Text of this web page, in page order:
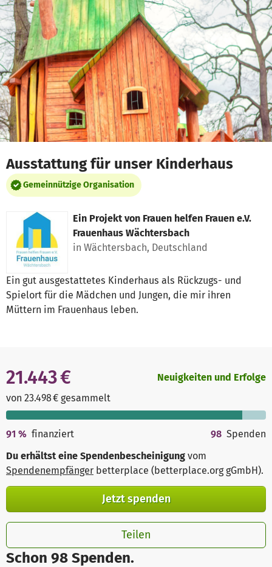
Zum Hauptinhalt springen
Erklärung zur Barrierefreiheit anzeigen
Ausstattung für unser Kinderhaus
Gemeinnützige Organisation
Ein Projekt von Frauen helfen Frauen e.V.
Frauenhaus Wächtersbach
in Wächtersbach, Deutschland
Ein gut ausgestattetes Kinderhaus als Rückzugs- und
Spielort für die Mädchen und Jungen, die mir ihren
Müttern im Frauenhaus leben.
Schon 98 Spenden.
21.443 €
von 23.498 € gesammelt
Neuigkeiten und Erfolge
91 % finanziert 98 Spenden
Du erhältst eine Spendenbescheinigung vom
Spendenempfänger betterplace (betterplace.org gGmbH).
Jetzt spenden
Teilen